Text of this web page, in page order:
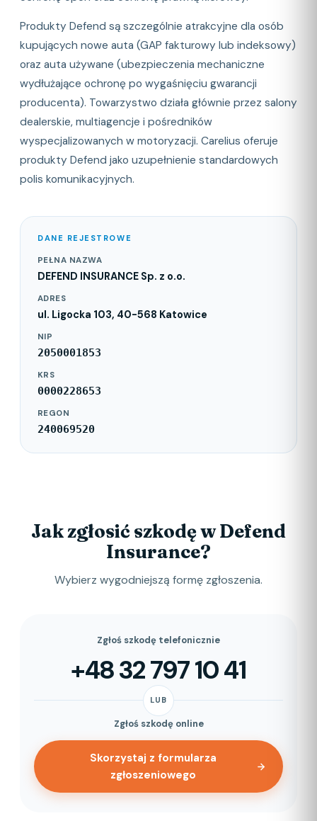
Produkty Defend są szczególnie atrakcyjne dla osób
kupujących nowe auta (GAP fakturowy lub indeksowy)
oraz auta używane (ubezpieczenia mechaniczne
wydłużające ochronę po wygaśnięciu gwarancji
producenta). Towarzystwo działa głównie przez salony
dealerskie, multiagencje i pośredników
wyspecjalizowanych w motoryzacji. Carelius oferuje
produkty Defend jako uzupełnienie standardowych
polis komunikacyjnych.
DANE REJESTROWE
PEŁNA NAZWA
DEFEND INSURANCE Sp. z o.o.
ADRES
ul. Ligocka 103, 40-568 Katowice
NIP
2050001853
KRS
0000228653
REGON
240069520
Jak zgłosić szkodę w Defend
Insurance?
Wybierz wygodniejszą formę zgłoszenia.
Zgłoś szkodę telefonicznie
+48 32 797 10 41
LUB
Zgłoś szkodę online
Skorzystaj z formularza
zgłoszeniowego